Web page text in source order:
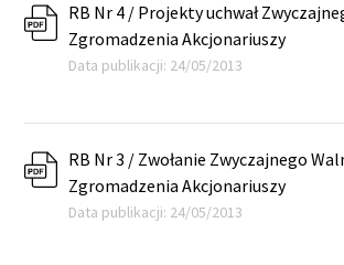
RB Nr 4 / Projekty uchwał
Zgromadzenia Akcjonariuszy
Data publikacji: 24/05/2013
RB Nr 3 / Zwołanie Zwyczajnego
Zgromadzenia Akcjonariuszy
Data publikacji: 24/05/2013